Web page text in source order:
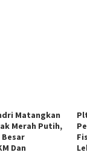
Matangkan
Merah Putih,
Besar
Dan